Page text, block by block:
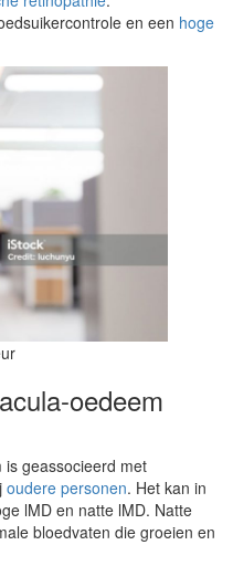
en een hoge
oedeem
geassocieerd met
oudere personen. Het kan in
lMD en natte lMD. Natte
bloedvaten die groeien en